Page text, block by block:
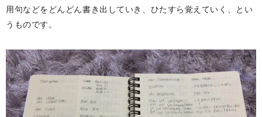
用句などをどんどん書き出していき、ひたすら覚えていく、とい
うものです。